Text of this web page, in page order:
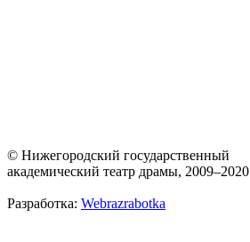
© Нижегородский государственный
академический театр драмы, 2009–2020
Разработка: Webrazrabotka